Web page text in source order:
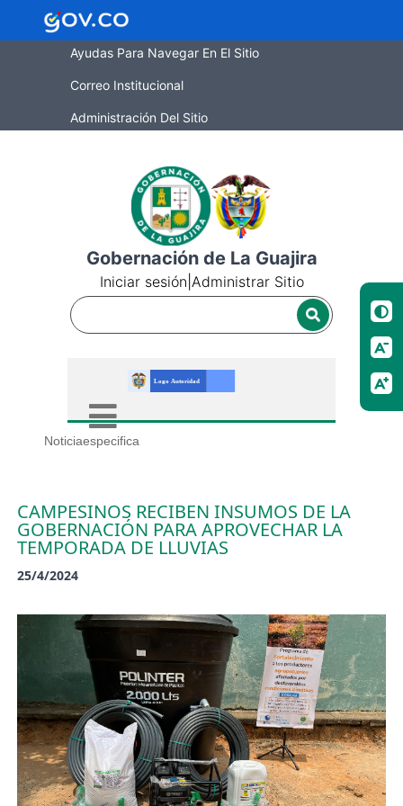
Ayudas Para Navegar En El Sitio
Correo Institucional
Administración Del Sitio
Gobernación de La Guajira
Iniciar sesión Administrar Sitio
Noticiaespecifica
CAMPESINOS RECIBEN INSUMOS DE LA
GOBERNACIÓN PARA APROVECHAR LA
TEMPORADA DE LLUVIAS
25/4/2024